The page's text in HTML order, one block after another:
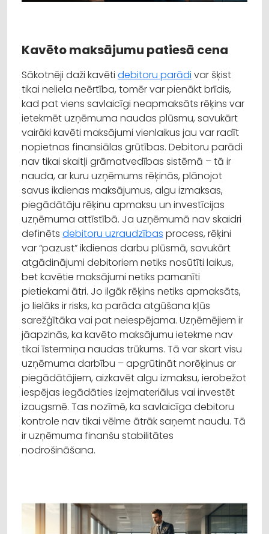
Kavēto maksājumu patiesā cena
Sākotnēji daži kavēti debitoru parādi var šķist
tikai neliela neērtība, tomēr var pienākt brīdis,
kad pat viens savlaicīgi neapmaksāts rēķins var
ietekmēt uzņēmuma naudas plūsmu, savukārt
vairāki kavēti maksājumi vienlaikus jau var radīt
nopietnas finansiālas grūtības. Debitoru parādi
nav tikai skaitļi grāmatvedības sistēmā – tā ir
nauda, ar kuru uzņēmums rēķinās, plānojot
savus ikdienas maksājumus, algu izmaksas,
piegādātāju rēķinu apmaksu un investīcijas
uzņēmuma attīstībā. Ja uzņēmumā nav skaidri
definēts debitoru uzraudzības process, rēķini
var “pazust” ikdienas darbu plūsmā, savukārt
atgādinājumi debitoriem netiks nosūtīti laikus,
bet kavētie maksājumi netiks pamanīti
pietiekami ātri. Jo ilgāk rēķins netiks apmaksāts,
jo lielāks ir risks, ka parāda atgūšana kļūs
sarežģītāka vai pat neiespējama. Uzņēmējiem ir
jāapzinās, ka kavēto maksājumu ietekme nav
tikai īstermiņa naudas trūkums. Tā var skart visu
uzņēmuma darbību – apgrūtināt norēķinus ar
piegādātājiem, aizkavēt algu izmaksu, ierobežot
iespējas iegādāties izejmateriālus vai investēt
izaugsmē. Tas nozīmē, ka savlaicīga debitoru
kontrole nav tikai vēlme ātrāk saņemt naudu. Tā
ir uzņēmuma finanšu stabilitātes
nodrošināšana.